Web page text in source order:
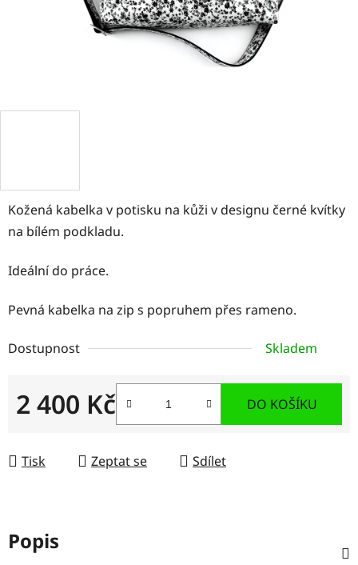
Kožená kabelka v potisku na kůži v designu černé kvítky
na bílém podkladu.
Ideální do práce.
Pevná kabelka na zip s popruhem přes rameno.
Dostupnost Skladem
2 400 Kč DO KOŠÍKU
Tisk Zeptat se Sdílet
Popis